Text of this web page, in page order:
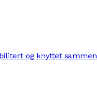
og knyttet sammen